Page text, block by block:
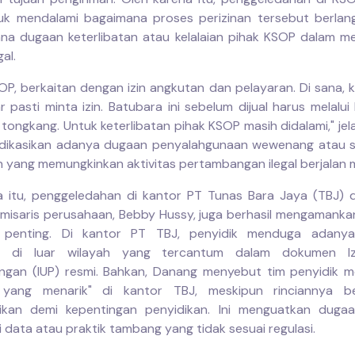
mendalami bagaimana proses perizinan tersebut
dugaan keterlibatan atau kelalaian pihak KSOP dalam
berkaitan dengan izin angkutan dan pelayaran. Di sana,
pasti minta izin. Batubara ini sebelum dijual harus melalui
Untuk keterlibatan pihak KSOP masih didalami,"
adanya dugaan penyalahgunaan wewenang atau
yang memungkinkan aktivitas pertambangan ilegal berjalan
itu, penggeledahan di kantor PT Tunas Bara Jaya (TBJ)
perusahaan, Bebby Hussy, juga berhasil
penting. Di kantor PT TBJ, penyidik menduga
di luar wilayah yang tercantum dalam dokumen
(IUP) resmi. Bahkan, Danang menyebut tim penyidik
menarik" di kantor TBJ, meskipun rinciannya
demi kepentingan penyidikan. Ini menguatkan
data atau praktik tambang yang tidak sesuai regulasi.